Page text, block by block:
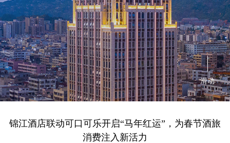
滑动
锦江酒店联动可口可乐开启“马年红运”，为春节酒旅
消费注入新活力